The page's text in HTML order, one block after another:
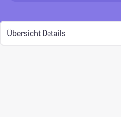
Übersicht Details